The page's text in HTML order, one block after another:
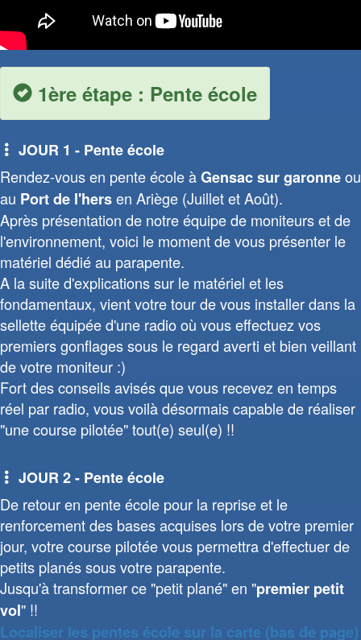
1ère étape : Pente école
JOUR 1 - Pente école
Rendez-vous en pente école àGensac sur garonneou
au Port de l'hersen Ariège (Juillet et Août).
Après présentation de notre équipe de moniteurs et de
l'environnement, voici le moment de vous présenter le
matériel dédié au parapente.
A la suite d'explications sur le matériel et les
fondamentaux, vient votre tour de vous installer dans la
sellette équipée d'une radio où vous effectuez vos
premiers gonflages sous le regard averti et bien veillant
de votre moniteur :)
Fort des conseils avisés que vous recevez en temps
réel par radio, vous voilà désormais capable de réaliser
"une course pilotée" tout(e) seul(e) !!
JOUR 2 - Pente école
De retour en pente école pour la reprise et le
renforcement des bases acquises lors de votre premier
jour, votre course pilotée vous permettra d'effectuer de
petits planés sous votre parapente.
Jusqu'à transformer ce "petit plané" en "premier petit
vol" !!
Localiser les pentes école sur la carte (bas de page)